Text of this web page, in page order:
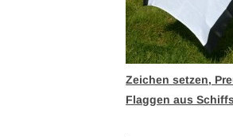
Zeichen setzen,
Flaggen aus